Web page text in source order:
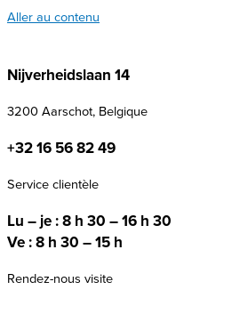
Aller au contenu
Nijverheidslaan 14
3200 Aarschot, Belgique
+32 16 56 82 49
Service clientèle
Lu – je : 8 h 30 – 16 h 30
Ve : 8 h 30 – 15 h
Rendez-nous visite